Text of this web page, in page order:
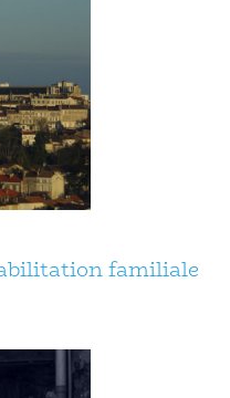
familiale